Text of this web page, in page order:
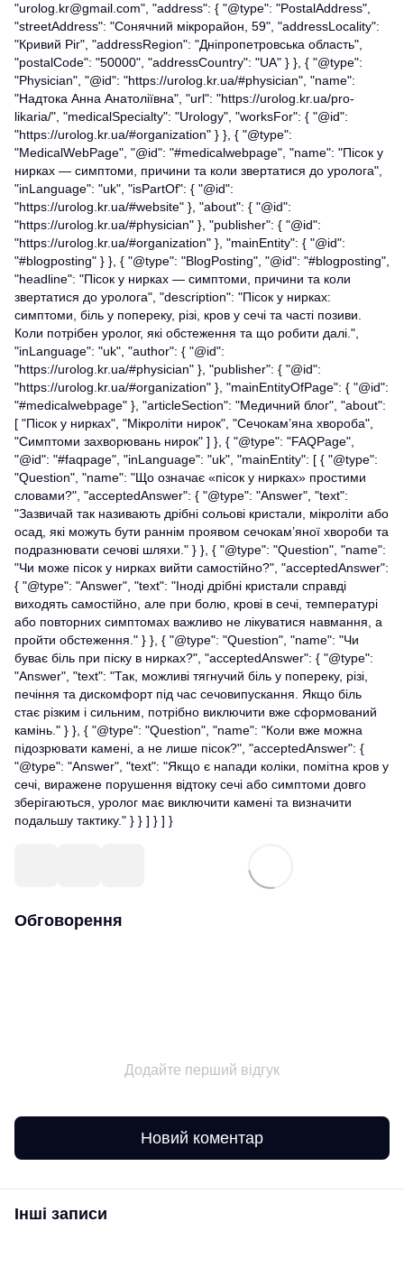
"urolog.kr@gmail.com", "address": { "@type": "PostalAddress",
"streetAddress": "Сонячний мікрорайон, 59", "addressLocality":
"Кривий Ріг", "addressRegion": "Дніпропетровська область",
"postalCode": "50000", "addressCountry": "UA" } }, { "@type":
"Physician", "@id": "https://urolog.kr.ua/#physician", "name":
"Надтока Анна Анатоліївна", "url": "https://urolog.kr.ua/pro-
likaria/", "medicalSpecialty": "Urology", "worksFor": { "@id":
"https://urolog.kr.ua/#organization" } }, { "@type":
"MedicalWebPage", "@id": "#medicalwebpage", "name": "Пісок у
нирках — симптоми, причини та коли звертатися до уролога",
"inLanguage": "uk", "isPartOf": { "@id":
"https://urolog.kr.ua/#website" }, "about": { "@id":
"https://urolog.kr.ua/#physician" }, "publisher": { "@id":
"https://urolog.kr.ua/#organization" }, "mainEntity": { "@id":
"#blogposting" } }, { "@type": "BlogPosting", "@id": "#blogposting",
"headline": "Пісок у нирках — симптоми, причини та коли
звертатися до уролога", "description": "Пісок у нирках:
симптоми, біль у попереку, різі, кров у сечі та часті позиви.
Коли потрібен уролог, які обстеження та що робити далі.",
"inLanguage": "uk", "author": { "@id":
"https://urolog.kr.ua/#physician" }, "publisher": { "@id":
"https://urolog.kr.ua/#organization" }, "mainEntityOfPage": { "@id":
"#medicalwebpage" }, "articleSection": "Медичний блог", "about":
[ "Пісок у нирках", "Мікроліти нирок", "Сечокам’яна хвороба",
"Симптоми захворювань нирок" ] }, { "@type": "FAQPage",
"@id": "#faqpage", "inLanguage": "uk", "mainEntity": [ { "@type":
"Question", "name": "Що означає «пісок у нирках» простими
словами?", "acceptedAnswer": { "@type": "Answer", "text":
"Зазвичай так називають дрібні сольові кристали, мікроліти або
осад, які можуть бути раннім проявом сечокам’яної хвороби та
подразнювати сечові шляхи." } }, { "@type": "Question", "name":
"Чи може пісок у нирках вийти самостійно?", "acceptedAnswer":
{ "@type": "Answer", "text": "Іноді дрібні кристали справді
виходять самостійно, але при болю, крові в сечі, температурі
або повторних симптомах важливо не лікуватися навмання, а
пройти обстеження." } }, { "@type": "Question", "name": "Чи
буває біль при піску в нирках?", "acceptedAnswer": { "@type":
"Answer", "text": "Так, можливі тягнучий біль у попереку, різі,
печіння та дискомфорт під час сечовипускання. Якщо біль
стає різким і сильним, потрібно виключити вже сформований
камінь." } }, { "@type": "Question", "name": "Коли вже можна
підозрювати камені, а не лише пісок?", "acceptedAnswer": {
"@type": "Answer", "text": "Якщо є напади коліки, помітна кров у
сечі, виражене порушення відтоку сечі або симптоми довго
зберігаються, уролог має виключити камені та визначити
подальшу тактику." } } ] } ] }
Обговорення
Додайте перший відгук
Новий коментар
Інші записи